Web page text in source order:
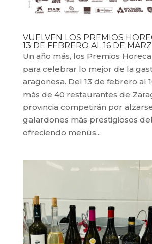
VUELVEN LOS PREMIOS
13 DE FEBRERO AL 16 DE
Un año más, los Premios
para celebrar lo mejor de la
aragonesa. Del 13 de febrero al
más de 40 restaurantes de
provincia competirán por
galardones más prestigiosos
ofreciendo menús...